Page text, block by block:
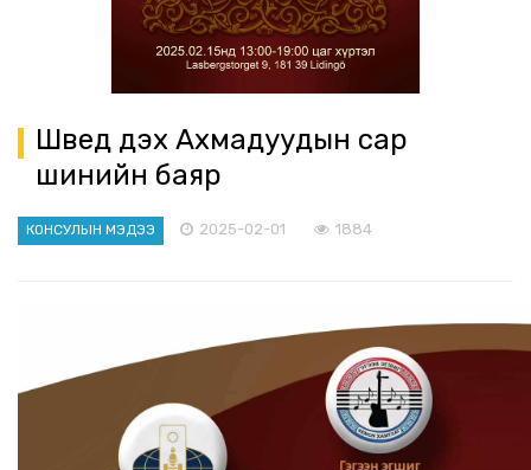
Швед дэх Ахмадуудын сар
шинийн баяр
КОНСУЛЫН МЭДЭЭ 2025-02-01 1884